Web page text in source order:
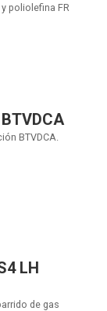
poliolefina FR
BTVDCA.
LH
de gas